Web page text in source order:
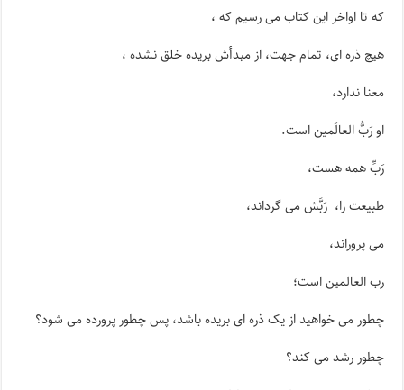
که تا اواخر این کتاب می رسیم که ،
هیچ ذره ای، تمام جهت، از مبدأش بریده خلق نشده ،
معنا ندارد،
او رَبُّ العالَمین است.
رَبِّ همه هست،
طبیعت را، رَبَّش می گرداند،
می پروراند،
رب العالمین است؛
چطور می خواهید از یک ذره ای بریده باشد، پس چطور پرورده می شود؟
چطور رشد می کند؟